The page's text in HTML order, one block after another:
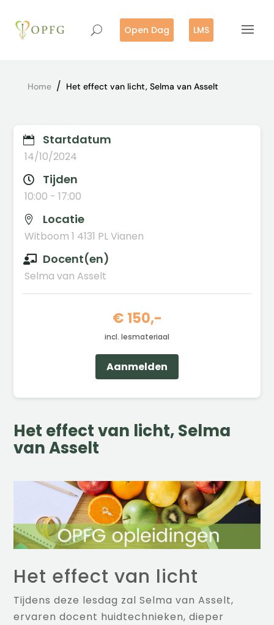
Open Dag LMS
Home / Het effect van licht, Selma van Asselt
Het effect van licht, Selma
van Asselt
Het effect van licht
Tijdens deze lesdag zal Selma van Asselt,
ervaren docent huidtechnieken, dieper
 Startdatum
14/10/2024
 Tijden
10:00 - 17:00
 Locatie
Witboom 1 4131 PL Vianen
 Docent(en)
Selma van Asselt
€ 150,-
incl. lesmateriaal
Aanmelden